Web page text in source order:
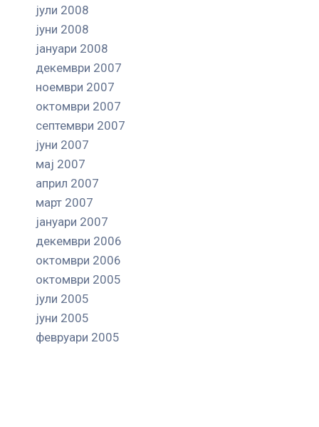
јули 2008
јуни 2008
јануари 2008
декември 2007
ноември 2007
октомври 2007
септември 2007
јуни 2007
мај 2007
април 2007
март 2007
јануари 2007
декември 2006
октомври 2006
октомври 2005
јули 2005
јуни 2005
февруари 2005